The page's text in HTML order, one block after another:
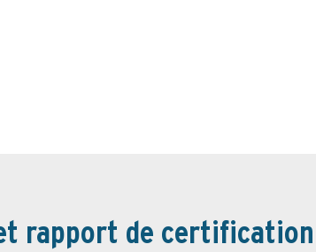
rapport de certification